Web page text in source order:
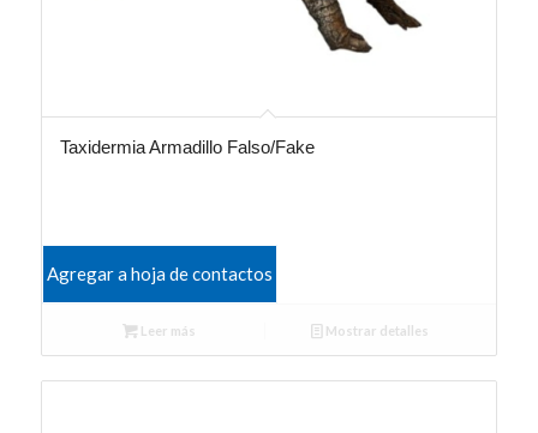
Taxidermia Armadillo Falso/Fake
Agregar a hoja de contactos
Leer más Mostrar detalles